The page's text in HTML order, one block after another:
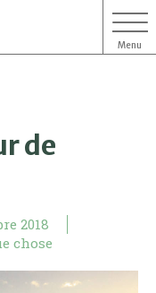
Menu
de
2018
chose